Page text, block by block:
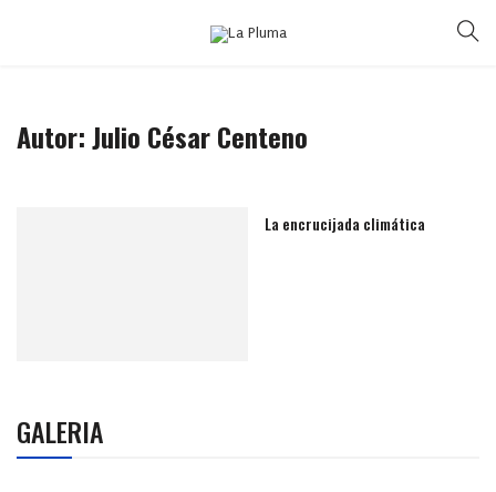
Autor: Julio César Centeno
La encrucijada climática
GALERIA